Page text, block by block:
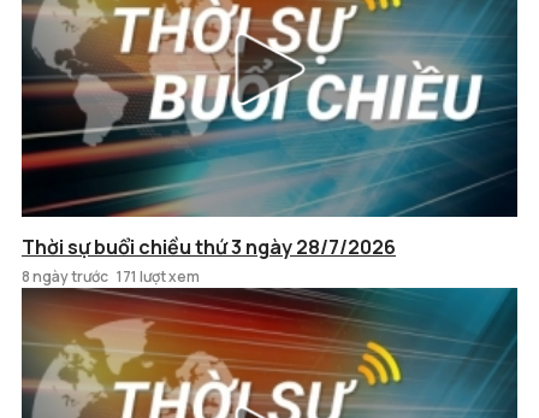
Thời sự buổi chiều thứ 3 ngày 28/7/2026
8 ngày trước 171 lượt xem